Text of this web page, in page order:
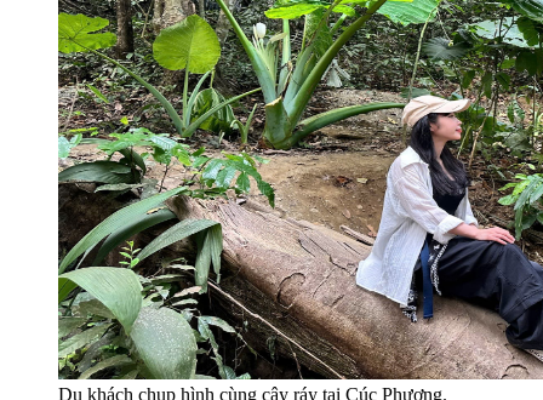
Du khách chụp hình cùng cây ráy tại Cúc Phương.